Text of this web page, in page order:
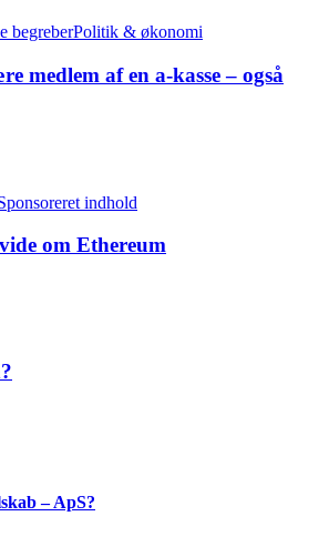
begreberPolitik & økonomi
medlem af en a-kasse – også
indhold
om Ethereum
– ApS?